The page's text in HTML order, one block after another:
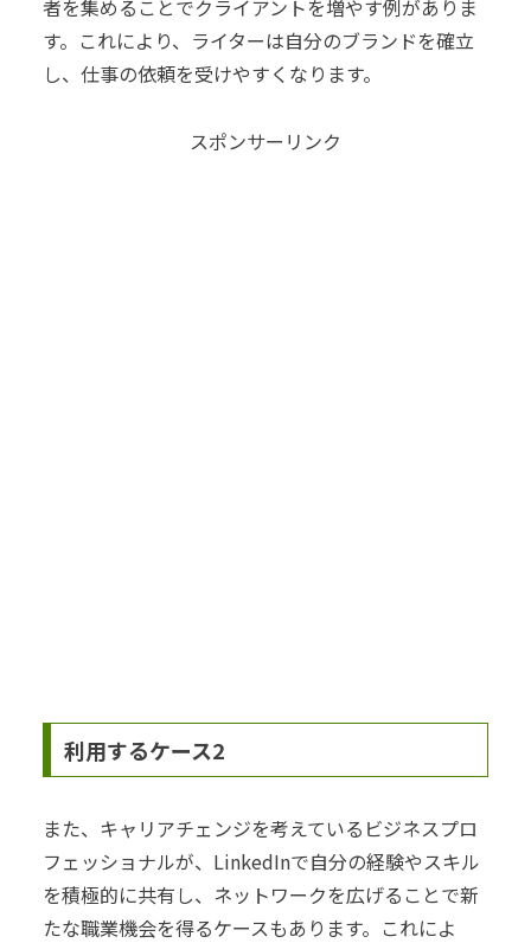
者を集めることでクライアントを増やす例がありま
す。これにより、ライターは自分のブランドを確立
し、仕事の依頼を受けやすくなります。
スポンサーリンク
利用するケース2
また、キャリアチェンジを考えているビジネスプロ
フェッショナルが、LinkedInで自分の経験やスキル
を積極的に共有し、ネットワークを広げることで新
たな職業機会を得るケースもあります。これによ